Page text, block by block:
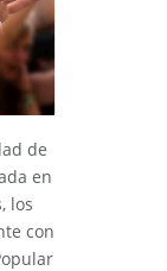
de
en
los
con